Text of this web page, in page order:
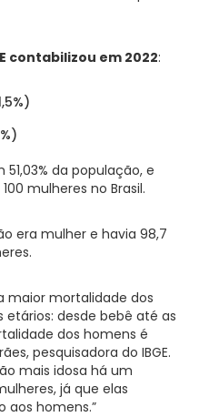
contabilizou em 2022:
da população, e
mulheres no Brasil.
era mulher e havia 98,7
maior mortalidade dos
desde bebê até as
dos homens é
pesquisadora do IBGE.
mais idosa há um
já que elas
aos homens.”